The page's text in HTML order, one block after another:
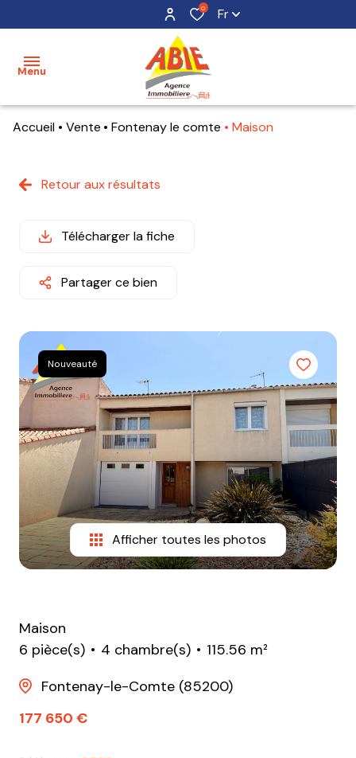
0 Fr
Menu
acheter
maisons
terrains
mon
alerte
e-
mail
contact
Accueil Vente Fontenay le comte Maison
Retour aux résultats
Télécharger la fiche
Partager ce bien
Nouveauté
Afficher toutes les photos
Maison
6 pièce(s)
4 chambre(s)
115.56 m²
Fontenay-le-Comte (85200)
177 650 €